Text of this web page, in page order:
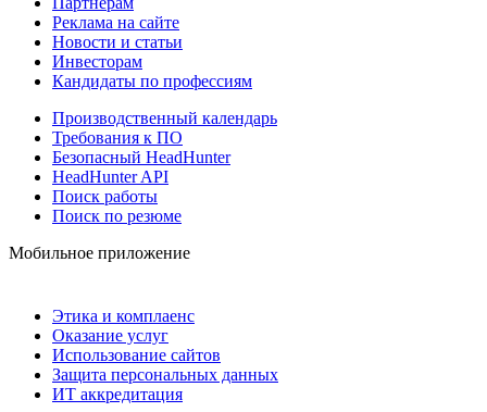
Реклама на сайте
Новости и статьи
Инвесторам
Кандидаты по профессиям
Производственный календарь
Требования к ПО
Безопасный HeadHunter
HeadHunter API
Поиск работы
Поиск по резюме
Мобильное приложение
Этика и комплаенс
Оказание услуг
Использование сайтов
Защита персональных данных
ИТ аккредитация